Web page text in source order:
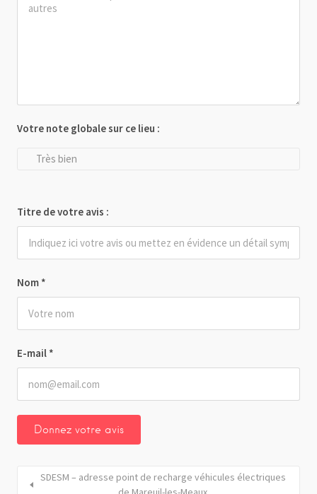
Nom *
E-mail *
Votre note globale sur ce lieu :
Très bien
Titre de votre avis :
SDESM – adresse point de recharge véhicules électriques